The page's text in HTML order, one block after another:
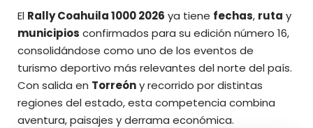
El Rally Coahuila 1000 2026 ya tiene fechas, ruta y
municipios confirmados para su edición número 16,
consolidándose como uno de los eventos de
turismo deportivo más relevantes del norte del país.
Con salida en Torreóny recorrido por distintas
regiones del estado, esta competencia combina
aventura, paisajes y derrama económica.